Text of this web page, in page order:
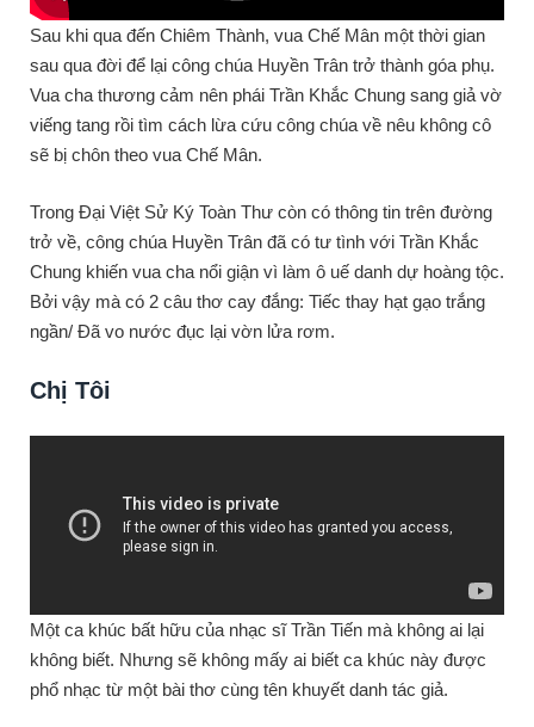
Sau khi qua đến Chiêm Thành, vua Chế Mân một thời gian
sau qua đời để lại công chúa Huyền Trân trở thành góa phụ.
Vua cha thương cảm nên phái Trần Khắc Chung sang giả vờ
viếng tang rồi tìm cách lừa cứu công chúa về nêu không cô
sẽ bị chôn theo vua Chế Mân.
Trong Đại Việt Sử Ký Toàn Thư còn có thông tin trên đường
trở về, công chúa Huyền Trân đã có tư tình với Trần Khắc
Chung khiến vua cha nổi giận vì làm ô uế danh dự hoàng tộc.
Bởi vậy mà có 2 câu thơ cay đắng: Tiếc thay hạt gạo trắng
ngần/ Đã vo nước đục lại vờn lửa rơm.
Chị Tôi
Một ca khúc bất hữu của nhạc sĩ Trần Tiến mà không ai lại
không biết. Nhưng sẽ không mấy ai biết ca khúc này được
phổ nhạc từ một bài thơ cùng tên khuyết danh tác giả.